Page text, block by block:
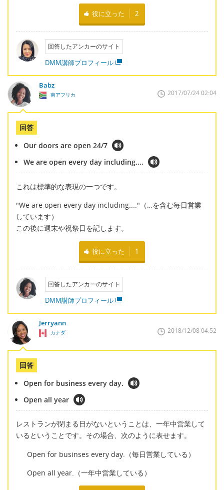
役に立った 2
回答したアンカーのサイト
DMM講師プロフィール
Babz
南アフリカ 2017/07/24 02:04
回答
Our doors are open 24/7
We are open every day including....
これは標準的な表現の一つです。
"We are open every day including...."（…を含む毎日営業
しています）
この後に週末や祝祭日を記します。
役に立った 1
回答したアンカーのサイト
DMM講師プロフィール
Jerryann
カナダ 2018/12/08 04:52
回答
Open for business every day.
Open all year
レストランが閉まる日がないということは、一年中営業して
いるということです。その場合、次のように表せます。
Open for businses every day.（毎日営業している）
Open all year.（一年中営業している）